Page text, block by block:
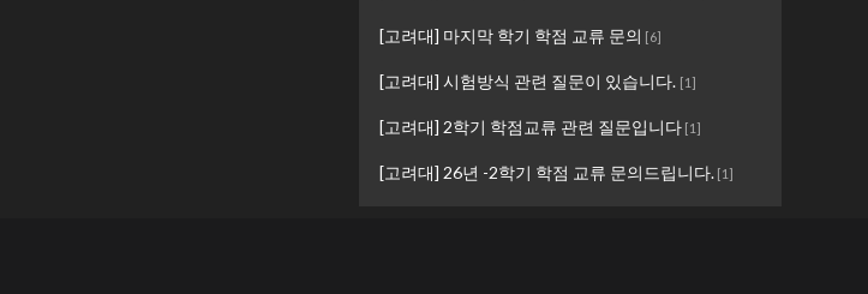
[고려대] 마지막 학기 학점 교류 문의 [6]
[고려대] 시험방식 관련 질문이 있습니다. [1]
[고려대] 2학기 학점교류 관련 질문입니다[1]
[고려대] 26년 -2학기 학점 교류 문의드립니다.[1]